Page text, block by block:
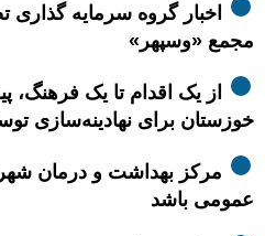
مجمع «وسپهر»
از یک اقدام تا یک فرهنگ،
خوزستان برای نهادینه‌سازی
مرکز بهداشت و درمان
عمومی باشد